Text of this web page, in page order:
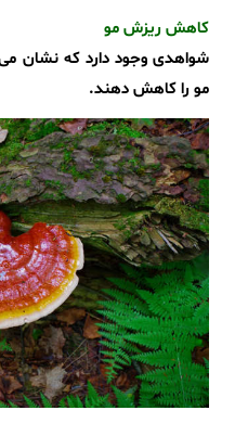
کاهش ریزش مو
شواهدی وجود دارد که نشان
مو را کاهش دهند.